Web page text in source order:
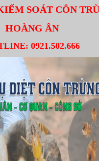
SOÁT CÔN
HOÀNG ÂN
0921.502.666